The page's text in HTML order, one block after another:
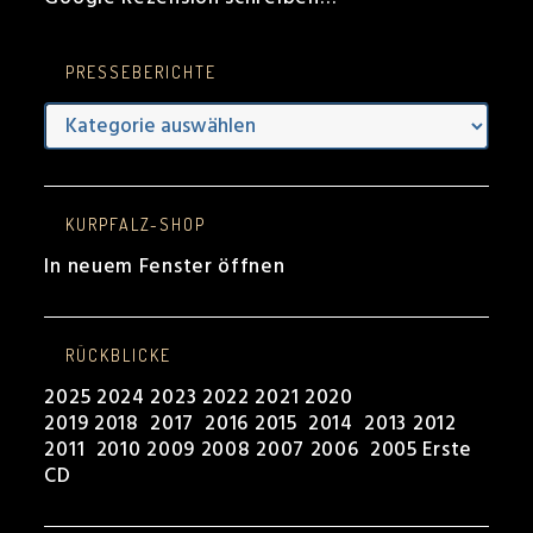
PRESSEBERICHTE
Presseberichte
KURPFALZ-SHOP
In neuem Fenster öffnen
RÜCKBLICKE
2025 2024 2023 2022 2021 2020
2019 2018 2017 2016 2015 2014 2013 2012
2011 2010 2009 2008 2007 2006 2005 Erste
CD